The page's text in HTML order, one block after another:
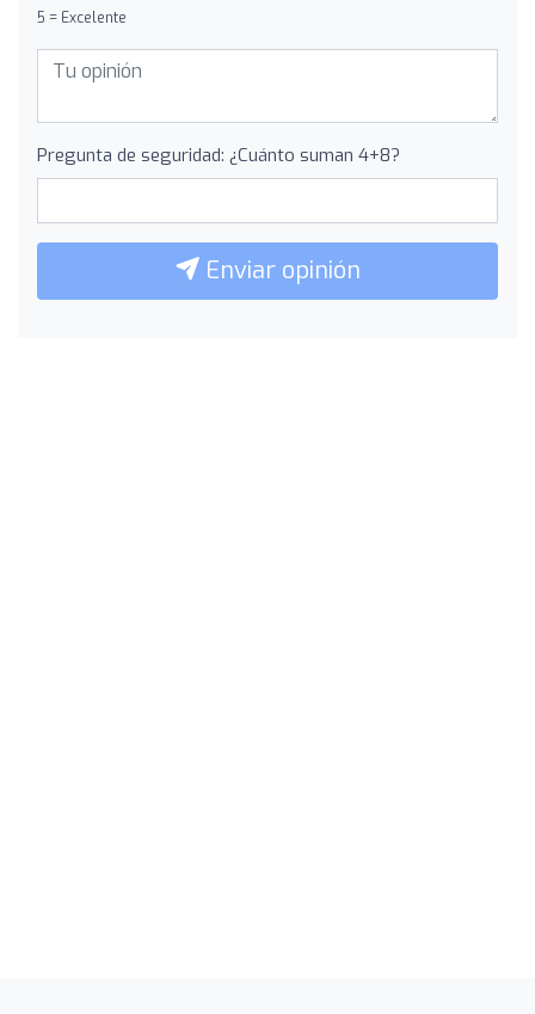
5 = Excelente
Pregunta de seguridad: ¿Cuánto suman 4+8?
Enviar opinión